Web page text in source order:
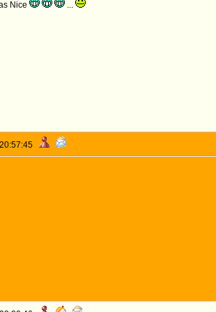
Nice ...